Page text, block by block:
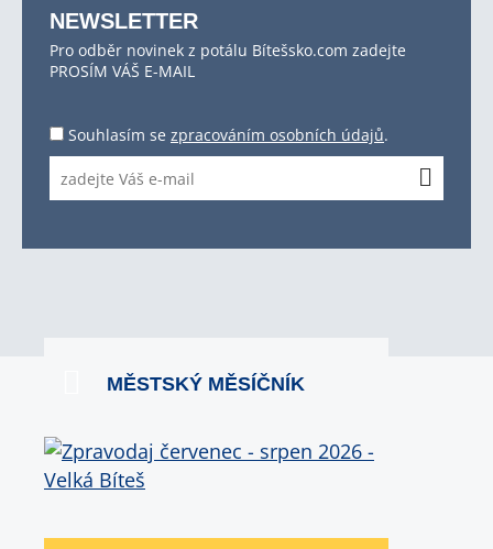
NEWSLETTER
Pro odběr novinek z potálu Bítešsko.com zadejte
PROSÍM VÁŠ E-MAIL
Souhlasím se zpracováním osobních údajů.
MĚSTSKÝ MĚSÍČNÍK